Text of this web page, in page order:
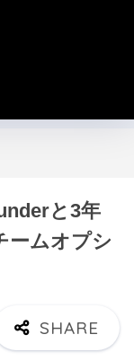
と3年
ームオプシ